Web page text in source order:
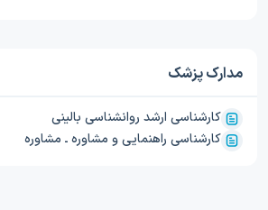
مدارک پزشک
کارشناسی ارشد روانشناسی بالینی
کارشناسی راهنمایی و مشاوره ـ مشاوره